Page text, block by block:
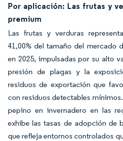
Por aplicación: Las frutas y
premium
Las frutas y verduras
41,00% del tamaño del mercado
en 2025, impulsadas por su alto
presión de plagas y la
residuos de exportación que
con residuos detectables
pepino en invernadero en las
exhibe las tasas de adopción de
que refleja entornos controlados